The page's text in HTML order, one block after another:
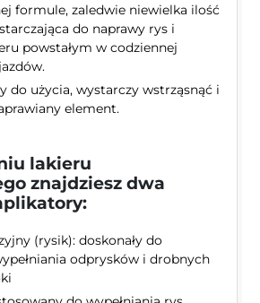
formule, zaledwie niewielka ilość
do naprawy rys i
powstałym w codziennej
do użycia, wystarczy wstrząsnąć i
element.
lakieru
znajdziesz dwa
(rysik): doskonały do
odprysków i drobnych